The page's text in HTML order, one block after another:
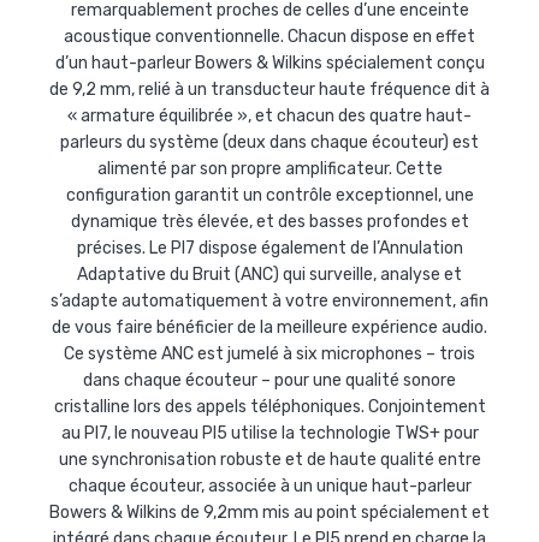
remarquablement proches de celles d’une enceinte
acoustique conventionnelle. Chacun dispose en effet
d’un haut-parleur Bowers & Wilkins spécialement conçu
de 9,2 mm, relié à un transducteur haute fréquence dit à
« armature équilibrée », et chacun des quatre haut-
parleurs du système (deux dans chaque écouteur) est
alimenté par son propre amplificateur. Cette
configuration garantit un contrôle exceptionnel, une
dynamique très élevée, et des basses profondes et
précises. Le PI7 dispose également de l’Annulation
Adaptative du Bruit (ANC) qui surveille, analyse et
s’adapte automatiquement à votre environnement, afin
de vous faire bénéficier de la meilleure expérience audio.
Ce système ANC est jumelé à six microphones – trois
dans chaque écouteur – pour une qualité sonore
cristalline lors des appels téléphoniques. Conjointement
au PI7, le nouveau PI5 utilise la technologie TWS+ pour
une synchronisation robuste et de haute qualité entre
chaque écouteur, associée à un unique haut-parleur
Bowers & Wilkins de 9,2mm mis au point spécialement et